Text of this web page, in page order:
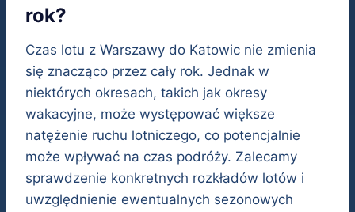
rok?
Czas lotu z Warszawy do Katowic nie zmienia
się znacząco przez cały rok. Jednak w
niektórych okresach, takich jak okresy
wakacyjne, może występować większe
natężenie ruchu lotniczego, co potencjalnie
może wpływać na czas podróży. Zalecamy
sprawdzenie konkretnych rozkładów lotów i
uwzględnienie ewentualnych sezonowych